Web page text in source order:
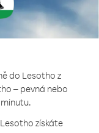
do Lesotho z
– pevná nebo
získáte